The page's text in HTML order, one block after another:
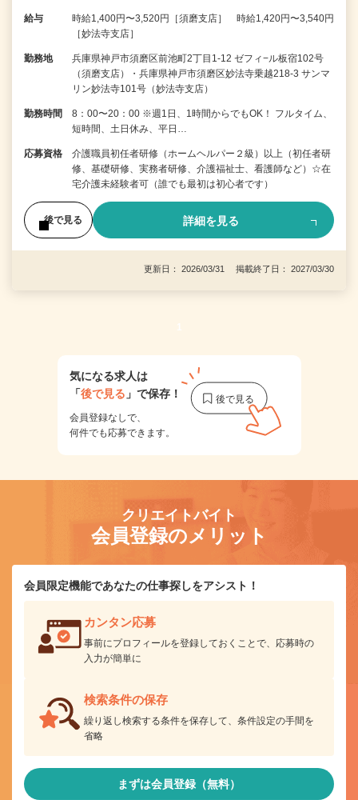
給与
時給1,400円〜3,520円［須磨支店］ 時給1,420円〜3,540円
［妙法寺支店］
勤務地
兵庫県神戸市須磨区前池町2丁目1-12 ゼフィ−ル板宿102号
（須磨支店）・兵庫県神戸市須磨区妙法寺乗越218-3 サンマ
リン妙法寺101号（妙法寺支店）
勤務時間
8：00〜20：00 ※週1日、1時間からでもOK！ フルタイム、
短時間、土日休み、平日…
応募資格
介護職員初任者研修（ホームヘルパー２級）以上（初任者研
修、基礎研修、実務者研修、介護福祉士、看護師など）☆在
宅介護未経験者可（誰でも最初は初心者です）
後で見る 詳細を見る
更新日： 2026/03/31 掲載終了日： 2027/03/30
1
気になる求人は
「後で見る 」で保存！
会員登録なしで、
何件でも応募できます。
クリエイトバイト
会員登録のメリット
会員限定機能であなたの仕事探しをアシスト！
カンタン応募
事前にプロフィールを登録しておくことで、応募時の
入力が簡単に
検索条件の保存
繰り返し検索する条件を保存して、条件設定の手間を
省略
まずは会員登録（無料）